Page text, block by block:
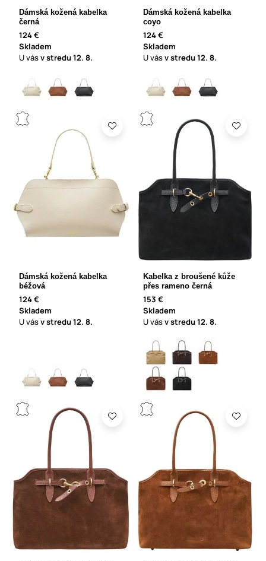
Dámská kožená kabelka
černá
124 €
Skladem
U vásv stredu12. 8.
Dámská kožená kabelka
coyo
124 €
Skladem
U vásv stredu12. 8.
Dámská kožená kabelka
béžová
124 €
Skladem
U vásv stredu12. 8.
Kabelka z broušené kůže
přes rameno černá
153 €
Skladem
U vásv stredu12. 8.